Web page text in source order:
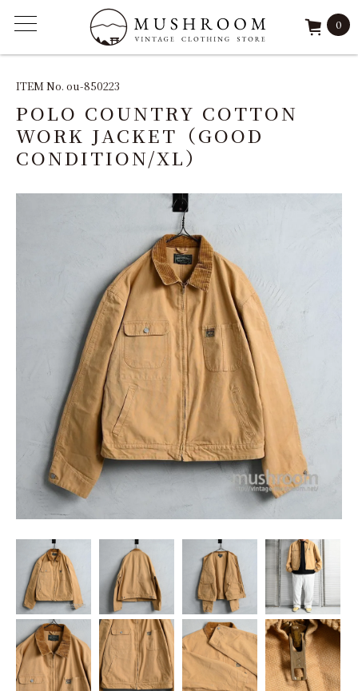
FEATURE
ARCHIVE
MY ACCOUNT
0
ITEM No. ou-850223
POLO COUNTRY COTTON
WORK JACKET（GOOD
CONDITION/XL）